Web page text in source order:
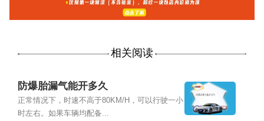
相关阅读
防爆胎漏气能开多久
正常情况下，时速不高于80KM/H，可以行驶一小
时左右。如果车辆均配备...